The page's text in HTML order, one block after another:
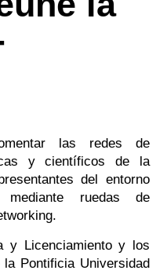
las redes de
y científicos de la
del entorno
mediante ruedas de
y Licenciamiento y los
Pontificia Universidad